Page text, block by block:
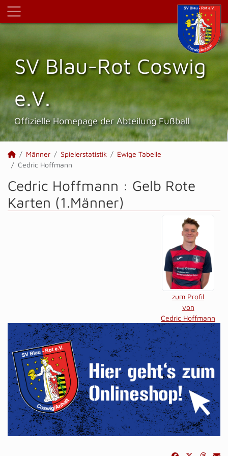
SV Blau-Rot Coswig
e.V.
Offizielle Homepage der Abteilung Fußball
Männer Spielerstatistik
Ewige Tabelle
Cedric Hoffmann
Cedric Hoffmann : Gelb Rote
Karten (1.Männer)
zum Profil
von
Cedric Hoffmann